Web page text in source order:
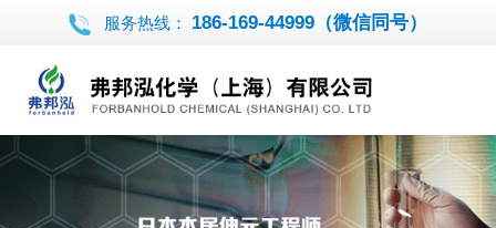
服务热线： 186-169-44999（微信同号）